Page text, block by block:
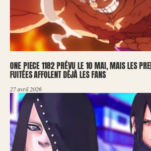
ONE PIECE 1182 PRÉVU LE 10 MAI, MAIS LES
FUITÉES AFFOLENT DÉJÀ LES FANS
27 avril 2026